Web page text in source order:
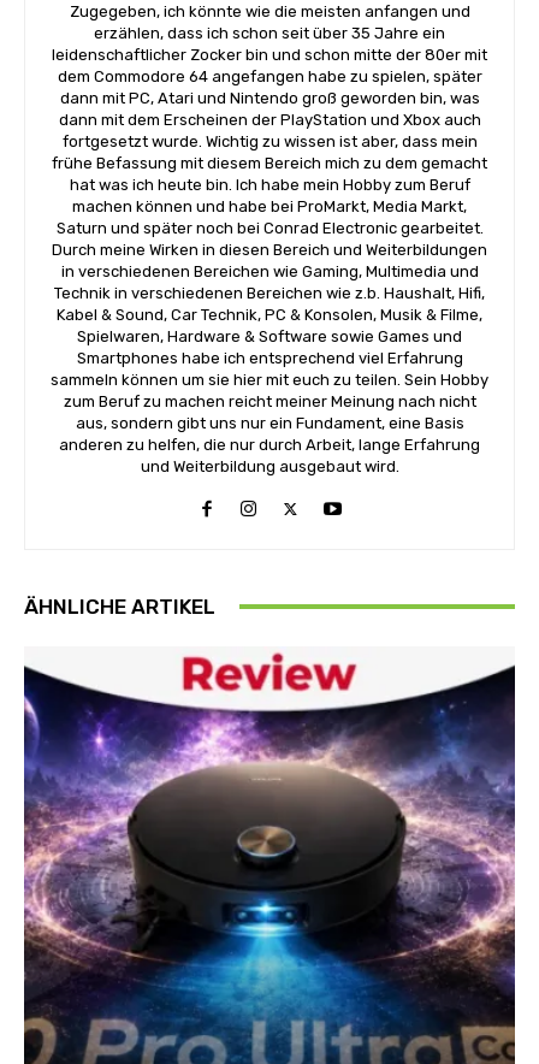
Zugegeben, ich könnte wie die meisten anfangen und
erzählen, dass ich schon seit über 35 Jahre ein
leidenschaftlicher Zocker bin und schon mitte der 80er mit
dem Commodore 64 angefangen habe zu spielen, später
dann mit PC, Atari und Nintendo groß geworden bin, was
dann mit dem Erscheinen der PlayStation und Xbox auch
fortgesetzt wurde. Wichtig zu wissen ist aber, dass mein
frühe Befassung mit diesem Bereich mich zu dem gemacht
hat was ich heute bin. Ich habe mein Hobby zum Beruf
machen können und habe bei ProMarkt, Media Markt,
Saturn und später noch bei Conrad Electronic gearbeitet.
Durch meine Wirken in diesen Bereich und Weiterbildungen
in verschiedenen Bereichen wie Gaming, Multimedia und
Technik in verschiedenen Bereichen wie z.b. Haushalt, Hifi,
Kabel & Sound, Car Technik, PC & Konsolen, Musik & Filme,
Spielwaren, Hardware & Software sowie Games und
Smartphones habe ich entsprechend viel Erfahrung
sammeln können um sie hier mit euch zu teilen. Sein Hobby
zum Beruf zu machen reicht meiner Meinung nach nicht
aus, sondern gibt uns nur ein Fundament, eine Basis
anderen zu helfen, die nur durch Arbeit, lange Erfahrung
und Weiterbildung ausgebaut wird.
ÄHNLICHE ARTIKEL